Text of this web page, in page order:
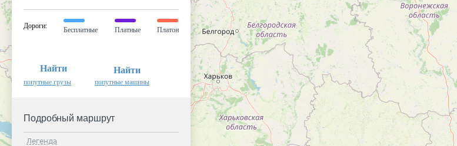
Дороги:
Бесплатные Платные Платон
Найти
попутные грузы
Найти
попутные машины
Подробный маршрут
Легенда